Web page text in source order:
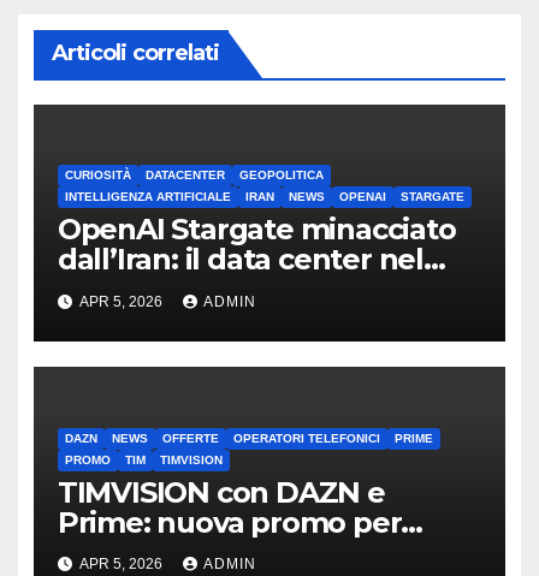
Articoli correlati
CURIOSITÀ DATACENTER
GEOPOLITICA
INTELLIGENZA ARTIFICIALE
IRAN NEWS OPENAI STARGATE
OpenAI Stargate minacciato
dall’Iran: il data center nel
mirino
APR 5, 2026 ADMIN
DAZN NEWS OFFERTE OPERATORI TELEFONICI
PRIME
PROMO
TIM TIMVISION
TIMVISION con DAZN e
Prime: nuova promo per
clienti TIM
APR 5, 2026 ADMIN